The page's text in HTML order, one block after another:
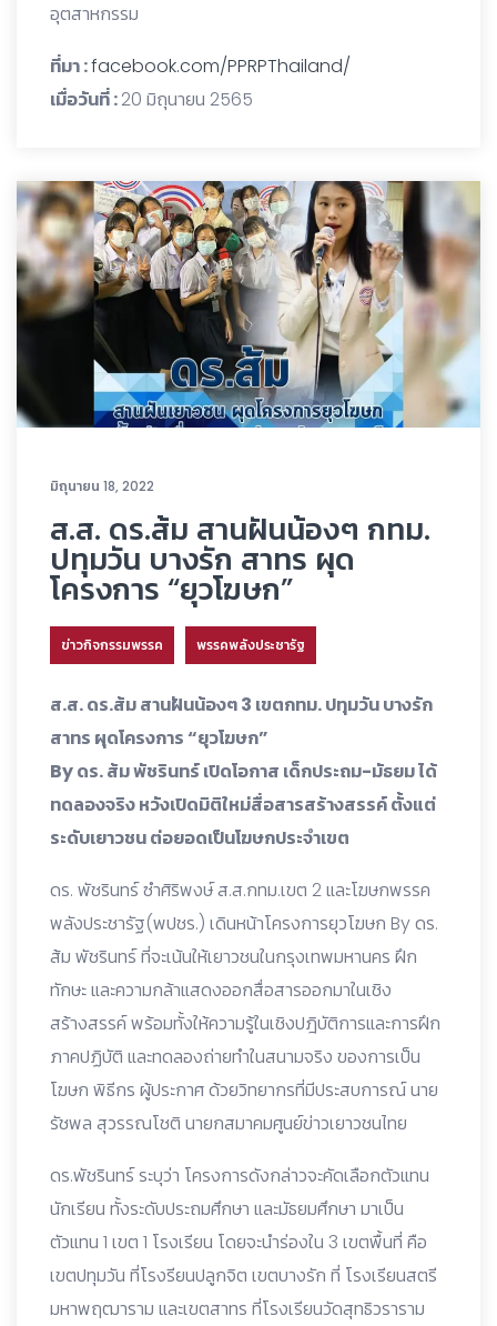
อุตสาหกรรม
ที่มา :facebook.com/PPRPThailand/
เมื่อวันที่ :20 มิถุนายน 2565
มิถุนายน 18, 2022
ส.ส. ดร.ส้ม สานฝันน้องๆ กทม.
ปทุมวัน บางรัก สาทร ผุด
โครงการ “ยุวโฆษก”
ข่าวกิจกรรมพรรค พรรคพลังประชารัฐ
ส.ส. ดร.ส้ม สานฝันน้องๆ 3 เขตกทม. ปทุมวัน บางรัก
สาทร ผุดโครงการ “ยุวโฆษก”
By ดร. ส้ม พัชรินทร์ เปิดโอกาส เด็กประถม-มัธยม ได้
ทดลองจริง หวังเปิดมิติใหม่สื่อสารสร้างสรรค์ ตั้งแต่
ระดับเยาวชน ต่อยอดเป็นโฆษกประจำเขต
ดร. พัชรินทร์ ซำศิริพงษ์ ส.ส.กทม.เขต 2 และโฆษกพรรค
พลังประชารัฐ(พปชร.) เดินหน้าโครงการยุวโฆษก By ดร.
ส้ม พัชรินทร์ ที่จะเน้นให้เยาวชนในกรุงเทพมหานคร ฝึก
ทักษะ และความกล้าแสดงออกสื่อสารออกมาในเชิง
สร้างสรรค์ พร้อมทั้งให้ความรู้ในเชิงปฎิบัติการและการฝึก
ภาคปฏิบัติ และทดลองถ่ายทำในสนามจริง ของการเป็น
โฆษก พิธีกร ผู้ประกาศ ด้วยวิทยากรที่มีประสบการณ์ นาย
รัชพล สุวรรณโชติ นายกสมาคมศูนย์ข่าวเยาวชนไทย
ดร.พัชรินทร์ ระบุว่า โครงการดังกล่าวจะคัดเลือกตัวแทน
นักเรียน ทั้งระดับประถมศึกษา และมัธยมศึกษา มาเป็น
ตัวแทน 1 เขต 1 โรงเรียน โดยจะนำร่องใน 3 เขตพื้นที่ คือ
เขตปทุมวัน ที่โรงรียนปลูกจิต เขตบางรัก ที่ โรงเรียนสตรี
มหาพฤฒาราม และเขตสาทร ที่โรงเรียนวัดสุทธิวราราม